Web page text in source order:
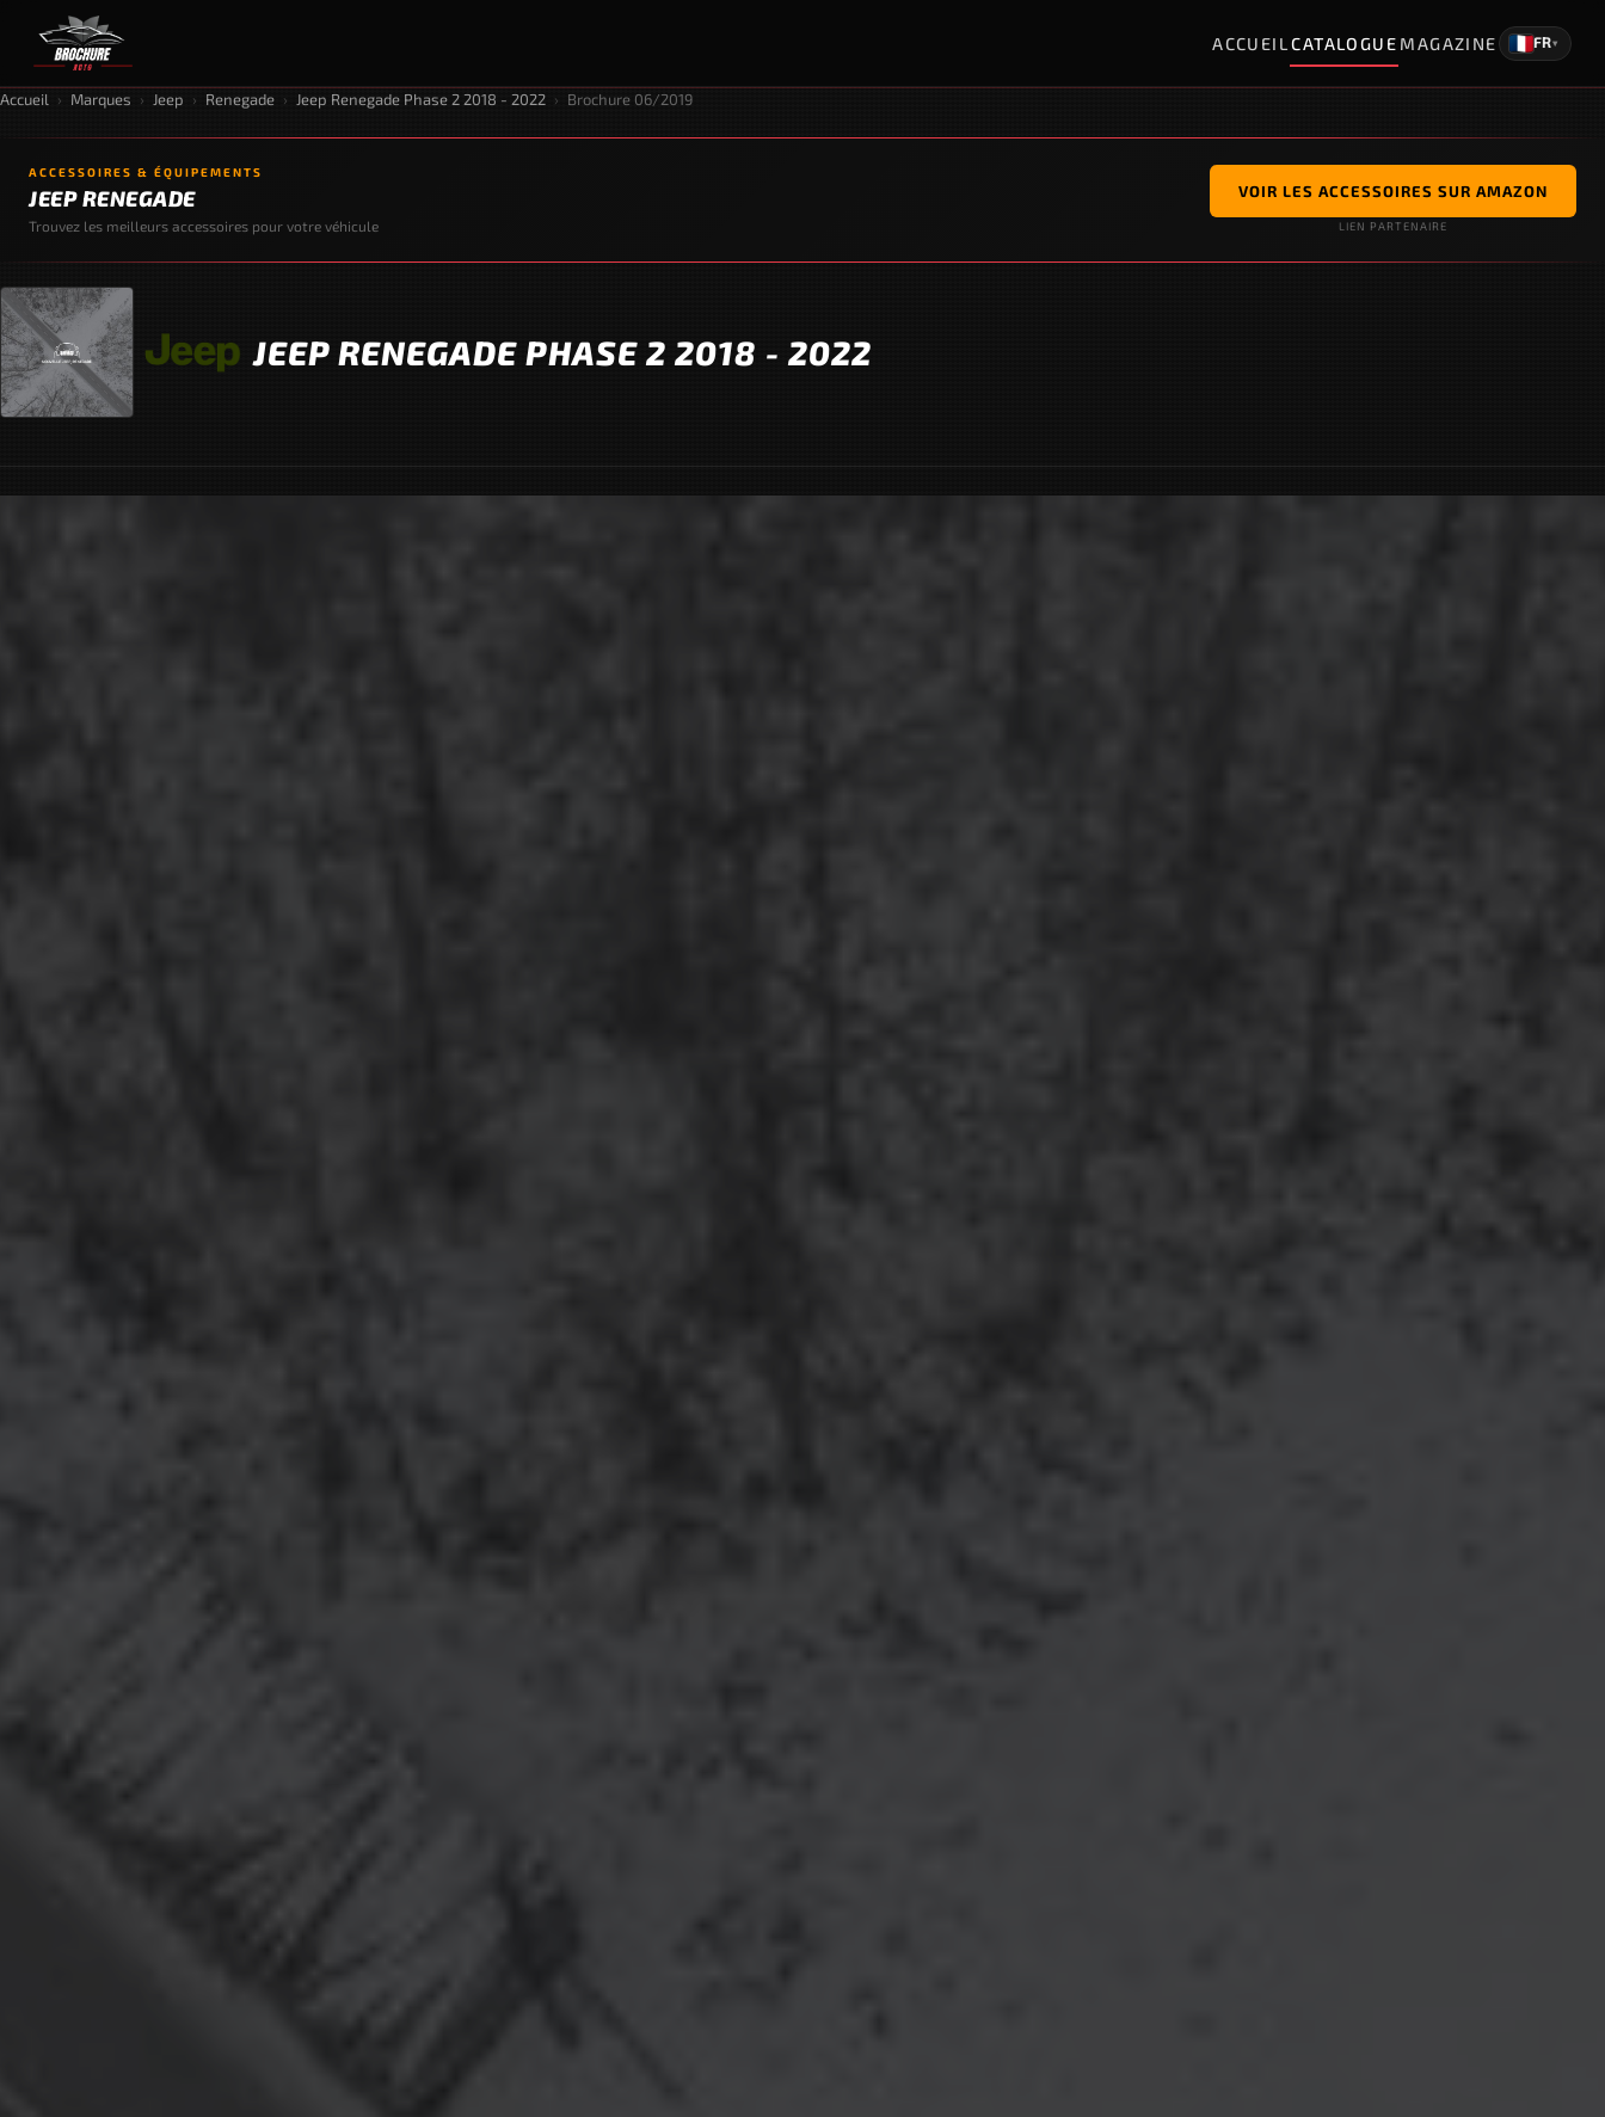
ACCUEILCATALOGUE MAGAZINE FR▾
Accueil › Marques › Jeep › Renegade › Jeep Renegade Phase 2 2018 - 2022 › Brochure 06/2019
ACCESSOIRES & ÉQUIPEMENTS
JEEP RENEGADE
Trouvez les meilleurs accessoires pour votre véhicule
VOIR LES ACCESSOIRES SUR AMAZON
LIEN PARTENAIRE
JEEP RENEGADE PHASE 2 2018 - 2022